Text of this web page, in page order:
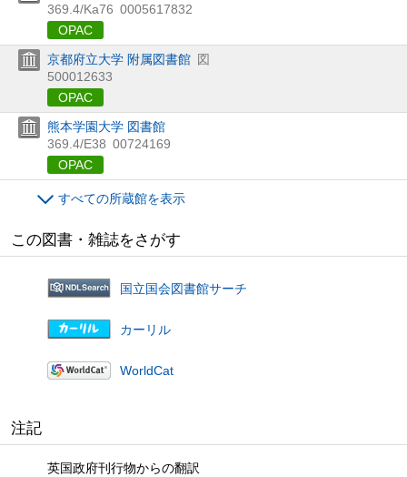
369.4/Ka76 0005617832
OPAC
京都府立大学 附属図書館 図
500012633
OPAC
熊本学園大学 図書館
369.4/E38 00724169
OPAC
すべての所蔵館を表示
この図書・雑誌をさがす
国立国会図書館サーチ
カーリル
WorldCat
注記
英国政府刊行物からの翻訳